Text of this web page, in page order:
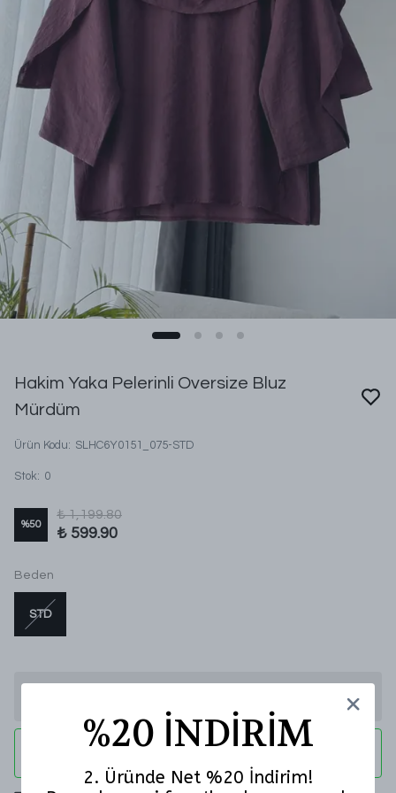
Hakim Yaka Pelerinli Oversize Bluz
Mürdüm
Ürün Kodu: SLHC6Y0151_075-STD
Stok: 0
%50
₺ 1,199.80
₺ 599.90
Beden
STD
%20 İNDİRİM
2. Üründe Net %20 İndirim!